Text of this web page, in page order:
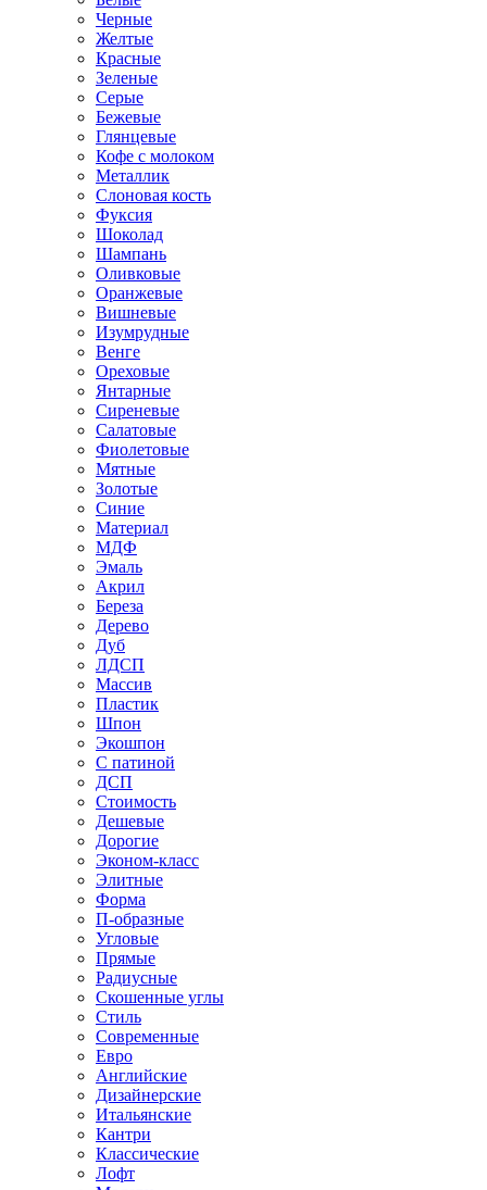
Черные
Желтые
Красные
Зеленые
Серые
Бежевые
Глянцевые
Кофе с молоком
Металлик
Слоновая кость
Фуксия
Шоколад
Шампань
Оливковые
Оранжевые
Вишневые
Изумрудные
Венге
Ореховые
Янтарные
Сиреневые
Салатовые
Фиолетовые
Мятные
Золотые
Синие
Материал
МДФ
Эмаль
Акрил
Береза
Дерево
Дуб
ЛДСП
Массив
Пластик
Шпон
Экошпон
С патиной
ДСП
Стоимость
Дешевые
Дорогие
Эконом-класс
Элитные
Форма
П-образные
Угловые
Прямые
Радиусные
Скошенные углы
Стиль
Современные
Евро
Английские
Дизайнерские
Итальянские
Кантри
Классические
Лофт